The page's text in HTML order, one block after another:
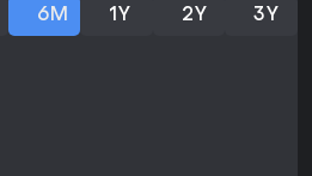
6M 1Y 2Y 3Y